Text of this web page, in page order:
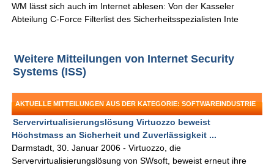
WM lässt sich auch im Internet ablesen: Von der Kasseler
Abteilung C-Force Filterlist des Sicherheitsspezialisten Inte
Weitere Mitteilungen von Internet Security
Systems (ISS)
AKTUELLE MITTEILUNGEN AUS DER KATEGORIE: SOFTWAREINDUSTRIE
Servervirtualisierungslösung Virtuozzo beweist
Höchstmass an Sicherheit und Zuverlässigkeit ...
Darmstadt, 30. Januar 2006 - Virtuozzo, die
Servervirtualisierungslösung von SWsoft, beweist erneut ihre